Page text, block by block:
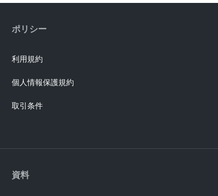
資料
ポリシー
利用規約
個人情報保護規約
取引条件